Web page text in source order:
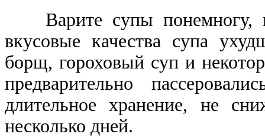
Варите супы понемногу,
вкусовые качества супа
борщ, гороховый суп и
предварительно
длительное хранение, не
несколько дней.